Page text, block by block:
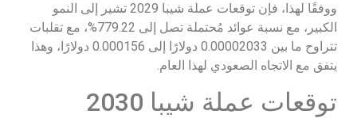
ووفقًا لهذا، فإن توقعات عملة شيبا 2029 تشير إلى النمو
الكبير، مع نسبة عوائد مُحتملة تصل إلى 779.22%، مع تقلبات
تتراوح ما بين 0.00002033 دولارًا إلى 0.000156 دولارًا، وهذا
يتفق مع الاتجاه الصعودي لهذا العام.
توقعات عملة شيبا 2030